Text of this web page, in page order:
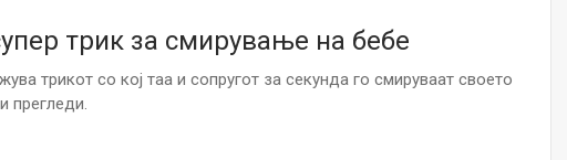
трик за смирување на бебе
трикот со кој таа и сопругот за секунда го смируваат своето
прегледи.
Нов тест од крвта би можел да го
открие ризикот од Алцхајмер
Јул 22, 2026